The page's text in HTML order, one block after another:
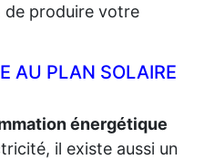
de produire votre
AU PLAN SOLAIRE
énergétique
il existe aussi un